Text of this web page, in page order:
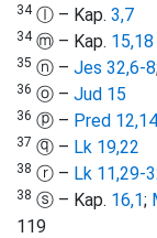
34ⓛ – Kap. 3,7
34ⓜ – Kap. 15,18
35 ⓝ – Jes 32,6-8
36 ⓞ – Jud 15
36 ⓟ – Pred 12,14
37 ⓠ – Lk 19,22
38 ⓡ – Lk 11,29-
38 ⓢ – Kap. 16,1;
119